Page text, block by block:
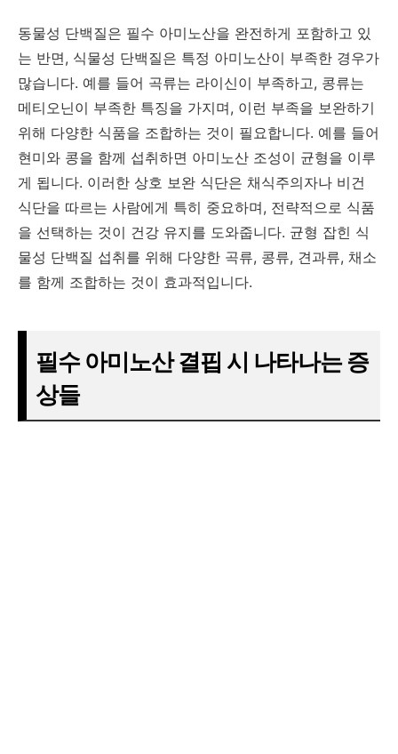
동물성 단백질은 필수 아미노산을 완전하게 포함하고 있
는 반면, 식물성 단백질은 특정 아미노산이 부족한 경우가
많습니다. 예를 들어 곡류는 라이신이 부족하고, 콩류는
메티오닌이 부족한 특징을 가지며, 이런 부족을 보완하기
위해 다양한 식품을 조합하는 것이 필요합니다. 예를 들어
현미와 콩을 함께 섭취하면 아미노산 조성이 균형을 이루
게 됩니다. 이러한 상호 보완 식단은 채식주의자나 비건
식단을 따르는 사람에게 특히 중요하며, 전략적으로 식품
을 선택하는 것이 건강 유지를 도와줍니다. 균형 잡힌 식
물성 단백질 섭취를 위해 다양한 곡류, 콩류, 견과류, 채소
를 함께 조합하는 것이 효과적입니다.
필수 아미노산 결핍 시 나타나는 증
상들